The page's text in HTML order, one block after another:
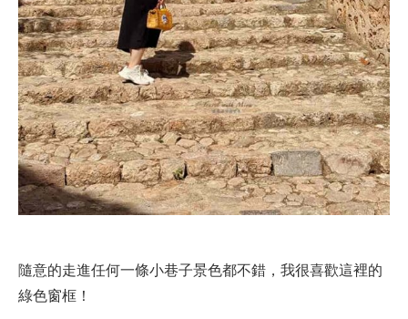
隨意的走進任何一條小巷子景色都不錯，我很喜歡這裡的
綠色窗框！